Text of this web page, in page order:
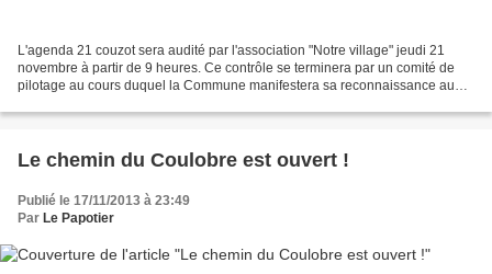
L'agenda 21 couzot sera audité par l'association "Notre village" jeudi 21
novembre à partir de 9 heures. Ce contrôle se terminera par un comité de
pilotage au cours duquel la Commune manifestera sa reconnaissance au
Le chemin du Coulobre est ouvert !
Publié le 17/11/2013 à 23:49
Par Le Papotier